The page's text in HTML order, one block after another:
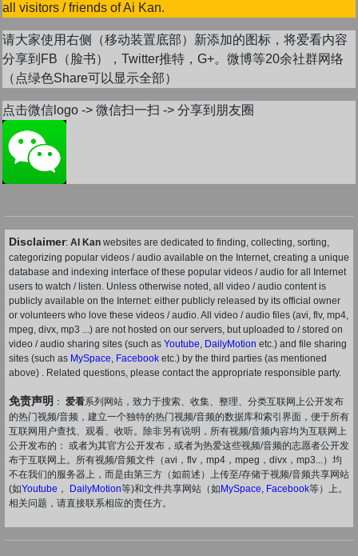
all visitors / friends of Ai Kan.
请大家使用右侧（移动装置底部）新添加的图标，将爱看内容
分享到FB（脸书），Twitter推特，G+。微博等20余社群网络
（点绿色Share可以显示全部）
点击微信logo -> 微信扫一扫 -> 分享到朋友圈
Disclaimer: AI Kan websites are dedicated to finding, collecting, sorting,
categorizing popular videos / audio available on the Internet, creating a unique
database and indexing interface of these popular videos / audio for all Internet
users to watch / listen. Unless otherwise noted, all video / audio content is
publicly available on the Internet: either publicly released by its official owner
or volunteers who love these videos / audio. All video / audio files (avi, flv, mp4,
mpeg, divx, mp3 ...) are not hosted on our servers, but uploaded to / stored on
video / audio sharing sites (such as Youtube, DailyMotion etc.) and file sharing
sites (such as MySpace, Facebook etc.) by the third parties (as mentioned
above) . Related questions, please contact the appropriate responsible party.
免责声明 ： 爱看系列网站，致力于搜索、收集、整理、分类互联网上公开发布
的热门视频/音频，建立一个独特的热门视频/音频的数据库和索引界面，便于所有
互联网用户查找、观看、收听。除非另有说明，所有视频/音频内容均为互联网上
公开发布的： 或者为其官方公开发布，或者为热爱这些视频/音频的志愿者公开发
布于互联网上。所有视频/音频文件（avi，flv，mp4，mpeg，divx，mp3...）均
不在我们的服务器上，而是由第三方（如前述）上传至/存储于视频/音频共享网站
(如Youtube ， DailyMotion等)和文件共享网站（如 MySpace, Facebook等）上。
相关问题，请直接联系相应的责任方。